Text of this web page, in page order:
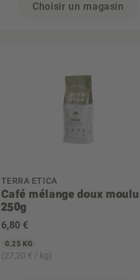
Choisir un magasin
TERRA ETICA
Café mélange doux moulu
250g
6,80 €
0.25 KG
(27,20 € / kg)